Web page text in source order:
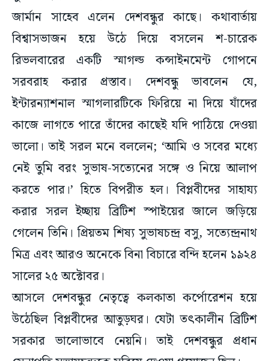
জার্মান সাহেব এলেন দেশবন্ধুর কাছে। কথাবার্তায়
বিশ্বাসভাজন হয়ে উঠে দিয়ে বসলেন শ-চারেক
রিভলবারের একটি স্মাগল্ড কন্সাইনমেন্ট গোপনে
সরবরাহ করার প্রস্তাব। দেশবন্ধু ভাবলেন যে,
ইন্টারন্যাশনাল স্মাগলারটিকে ফিরিয়ে না দিয়ে যাঁদের
কাজে লাগতে পারে তাঁদের কাছেই যদি পাঠিয়ে দেওয়া
ভালো। তাই সরল মনে বললেন; ‘আমি ও সবের মধ্যে
নেই তুমি বরং সুভাষ-সত্যেনের সঙ্গে ও নিয়ে আলাপ
করতে পার।’ হিতে বিপরীত হল। বিপ্লবীদের সাহায্য
করার সরল ইচ্ছায় ব্রিটিশ স্পাইয়ের জালে জড়িয়ে
গেলেন তিনি। প্রিয়তম শিষ্য সুভাষচন্দ্র বসু, সত্যেন্দ্রনাথ
মিত্র এবং আরও অনেকে বিনা বিচারে বন্দি হলেন ১৯২৪
সালের ২৫ অক্টোবর।
আসলে দেশবন্ধুর নেতৃত্বে কলকাতা কর্পোরেশন হয়ে
উঠেছিল বিপ্লবীদের আতুড়ঘর। যেটা তৎকালীন ব্রিটিশ
সরকার ভালোভাবে নেয়নি। তাই দেশবন্ধুর প্রধান